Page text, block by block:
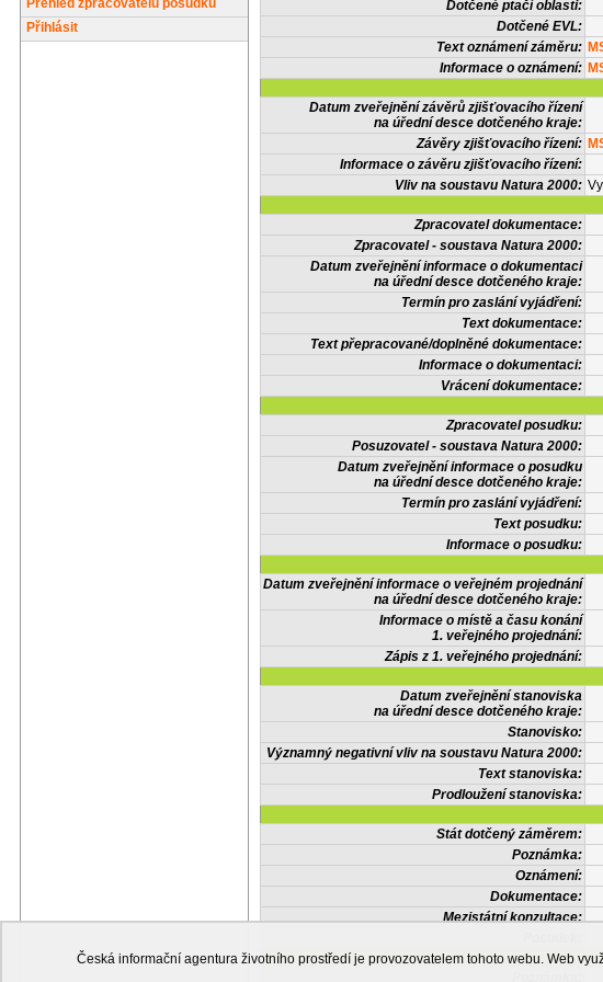
Přehled zpracovatelů posudků
Přihlásit
Dotčené ptačí oblasti:
Dotčené EVL:
Text oznámení záměru:
Informace o oznámení:
Datum zveřejnění závěrů zjišťovacího řízení
na úřední desce dotčeného kraje:
Závěry zjišťovacího řízení:
Informace o závěru zjišťovacího řízení:
Vliv na soustavu Natura 2000:
Zpracovatel dokumentace:
Zpracovatel - soustava Natura 2000:
Datum zveřejnění informace o dokumentaci
na úřední desce dotčeného kraje:
Termín pro zaslání vyjádření:
Text dokumentace:
Text přepracované/doplněné dokumentace:
Informace o dokumentaci:
Vrácení dokumentace:
Zpracovatel posudku:
Posuzovatel - soustava Natura 2000:
Datum zveřejnění informace o posudku
na úřední desce dotčeného kraje:
Termín pro zaslání vyjádření:
Text posudku:
Informace o posudku:
Datum zveřejnění informace o veřejném projednání
na úřední desce dotčeného kraje:
Informace o místě a času konání
1. veřejného projednání:
Zápis z 1. veřejného projednání:
Datum zveřejnění stanoviska
na úřední desce dotčeného kraje:
Stanovisko:
Významný negativní vliv na soustavu Natura 2000:
Text stanoviska:
Prodloužení stanoviska:
Stát dotčený záměrem:
Poznámka:
Oznámení:
Dokumentace:
Mezistátní konzultace:
Česká informační agentura životního prostředí je provozovatelem tohoto webu. Web